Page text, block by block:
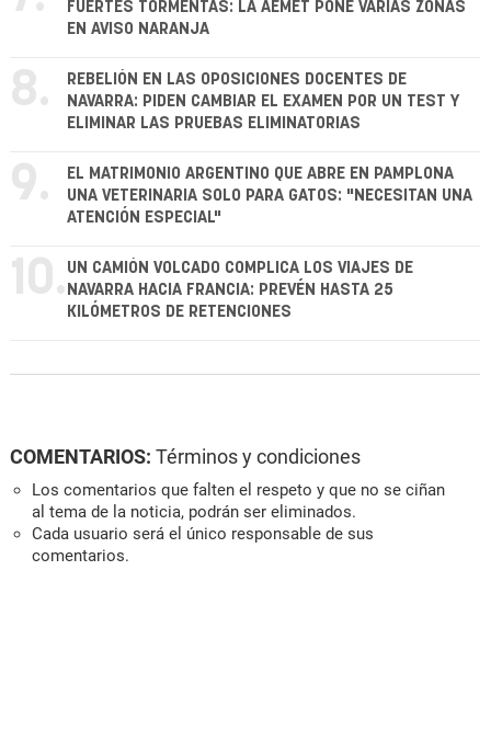
FUERTES TORMENTAS: LA AEMET PONE VARIAS ZONAS
EN AVISO NARANJA
8.
REBELIÓN EN LAS OPOSICIONES DOCENTES DE
NAVARRA: PIDEN CAMBIAR EL EXAMEN POR UN TEST Y
ELIMINAR LAS PRUEBAS ELIMINATORIAS
9.
EL MATRIMONIO ARGENTINO QUE ABRE EN PAMPLONA
UNA VETERINARIA SOLO PARA GATOS: "NECESITAN UNA
ATENCIÓN ESPECIAL"
10. UN CAMIÓN VOLCADO COMPLICA LOS VIAJES DE
NAVARRA HACIA FRANCIA: PREVÉN HASTA 25
KILÓMETROS DE RETENCIONES
COMENTARIOS: Términos y condiciones
Los comentarios que falten el respeto y que no se ciñan
al tema de la noticia, podrán ser eliminados.
Cada usuario será el único responsable de sus
comentarios.